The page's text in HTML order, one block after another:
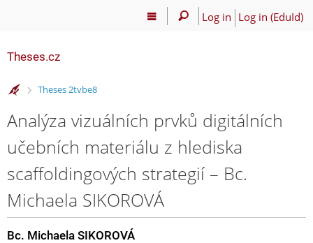
Log in Log in (EduId)
Theses.cz
>
Theses 2tvbe8
Analýza vizuálních prvků digitálních
učebních materiálu z hlediska
scaffoldingových strategií – Bc.
Michaela SIKOROVÁ
Bc. Michaela SIKOROVÁ